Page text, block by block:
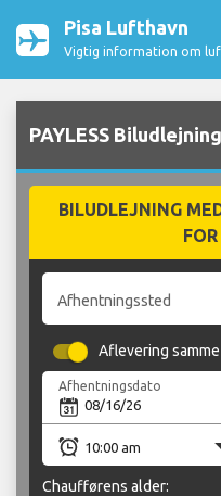
Pisa Lufthavn
Vigtig information om
PAYLESS
BILUDLEJNING
Afhentningssted
Aflevering
Afhentningsdato
Chaufførens alder: